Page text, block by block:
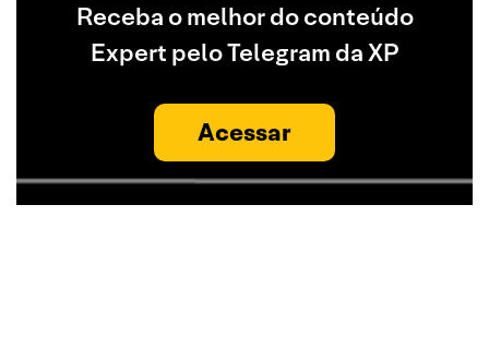
Receba o melhor do conteúdo
Expert pelo Telegram da XP
Acessar